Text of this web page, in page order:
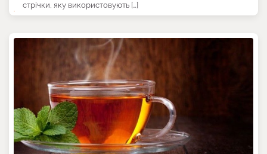
стрічки, яку використовують […]